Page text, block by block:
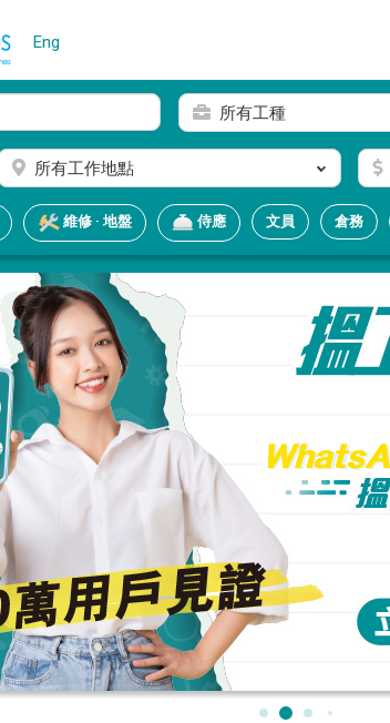
Eng
所有工種
所有工作地點
維修 · 地盤 侍應 文員 倉務